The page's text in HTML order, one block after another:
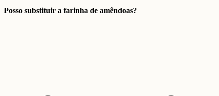
Posso substituir a farinha de amêndoas?